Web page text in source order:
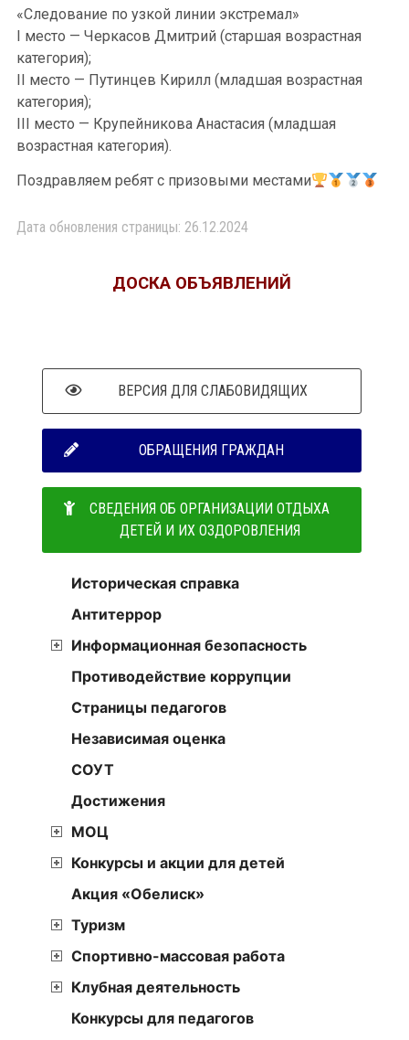
«Следование по узкой линии экстремал»
I место — Черкасов Дмитрий (старшая возрастная
категория);
II место — Путинцев Кирилл (младшая возрастная
категория);
III место — Крупейникова Анастасия (младшая
возрастная категория).
Поздравляем ребят с призовыми местами
Дата обновления страницы: 26.12.2024
ДОСКА ОБЪЯВЛЕНИЙ
ВЕРСИЯ ДЛЯ СЛАБОВИДЯЩИХ
ОБРАЩЕНИЯ ГРАЖДАН
СВЕДЕНИЯ ОБ ОРГАНИЗАЦИИ ОТДЫХА
ДЕТЕЙ И ИХ ОЗДОРОВЛЕНИЯ
Историческая справка
Антитеррор
Информационная безопасность
Противодействие коррупции
Страницы педагогов
Независимая оценка
СОУТ
Достижения
МОЦ
Конкурсы и акции для детей
Акция «Обелиск»
Туризм
Спортивно-массовая работа
Клубная деятельность
Конкурсы для педагогов